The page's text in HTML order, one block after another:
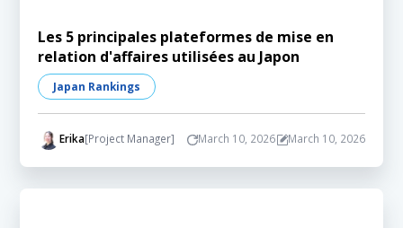
Les 5 principales plateformes de mise en
relation d'affaires utilisées au Japon
Japan Rankings
Erika[Project Manager] March 10, 2026 March 10, 2026